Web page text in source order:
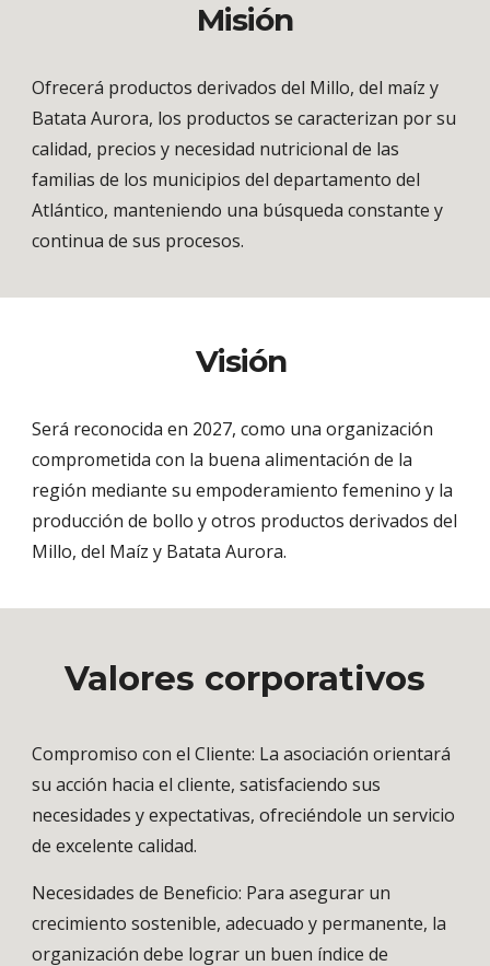
Misión
Ofrecerá productos derivados del Millo, del maíz y
Batata Aurora, los productos se caracterizan por su
calidad, precios y necesidad nutricional de las
familias de los municipios del departamento del
Atlántico, manteniendo una búsqueda constante y
continua de sus procesos.
Visión
Será reconocida en 2027, como una organización
comprometida con la buena alimentación de la
región mediante su empoderamiento femenino y la
producción de bollo y otros productos derivados del
Millo, del Maíz y Batata Aurora.
Valores corporativos
Compromiso con el Cliente: La asociación orientará
su acción hacia el cliente, satisfaciendo sus
necesidades y expectativas, ofreciéndole un servicio
de excelente calidad.
Necesidades de Beneficio: Para asegurar un
crecimiento sostenible, adecuado y permanente, la
organización debe lograr un buen índice de